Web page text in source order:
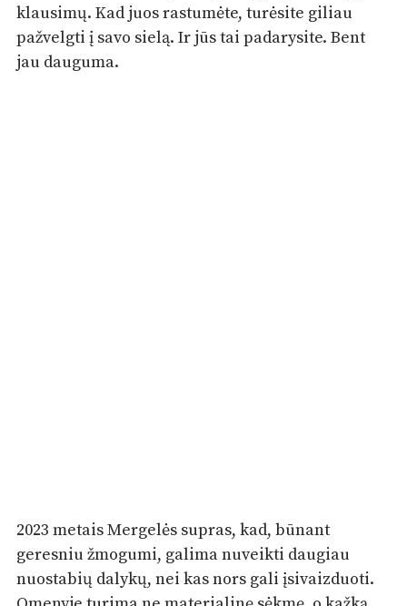
klausimų. Kad juos rastumėte, turėsite giliau
pažvelgti į savo sielą. Ir jūs tai padarysite. Bent
jau dauguma.
2023 metais Mergelės supras, kad, būnant
geresniu žmogumi, galima nuveikti daugiau
nuostabių dalykų, nei kas nors gali įsivaizduoti.